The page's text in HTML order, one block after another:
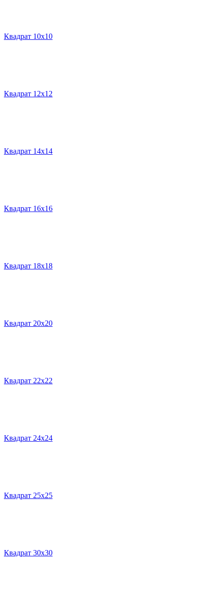
Квадрат 10х10
Квадрат 12х12
Квадрат 14х14
Квадрат 16х16
Квадрат 18х18
Квадрат 20х20
Квадрат 22х22
Квадрат 24х24
Квадрат 25х25
Квадрат 30х30